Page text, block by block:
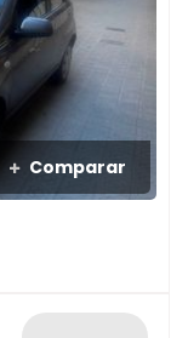
Comparar